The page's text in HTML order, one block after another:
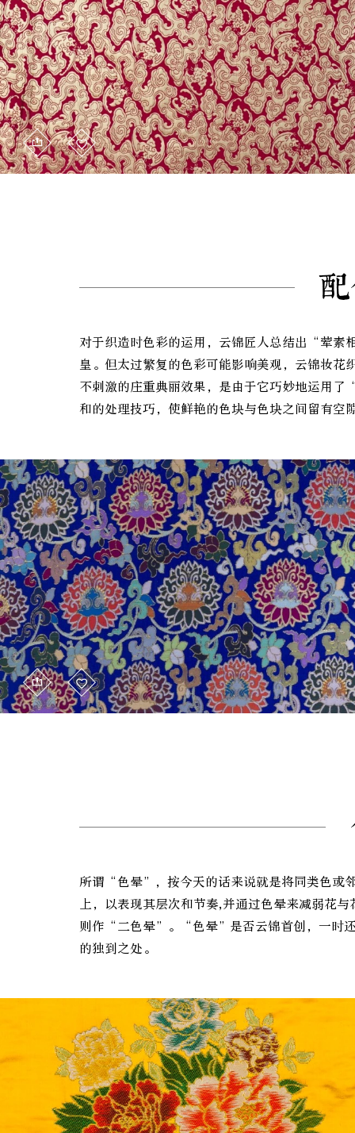
对于织造时色彩的运用，云锦匠人总结出“荤素
皇。但太过繁复的色彩可能影响美观，云锦妆花
不刺激的庄重典丽效果，是由于它巧妙地运
和的处理技巧，使鲜艳的色块与色块之间留有空
所谓“色晕”，按今天的话来说就是将同类色或
上，以表现其层次和节奏,并通过色晕来减弱花
则作“二色晕”。“色晕”是否云锦首创，一时
的独到之处。